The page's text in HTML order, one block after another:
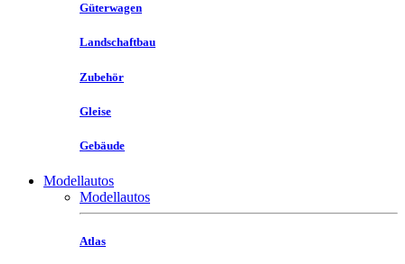
Güterwagen
Landschaftbau
Zubehör
Gleise
Gebäude
Modellautos
Modellautos
Atlas